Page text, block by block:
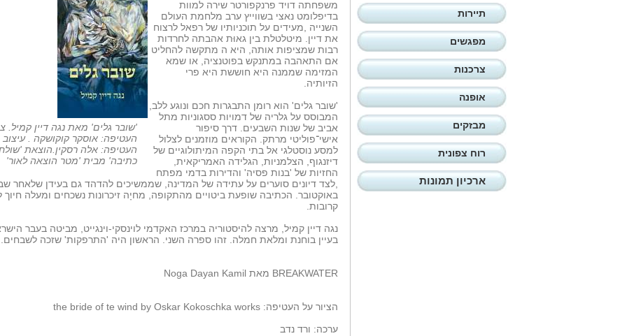
'שובר גלים' מאת נגה דיין קמיל.
העטיפה: אוסקר קוקושקה . עיצוב
העטיפה: אלה רסקין.הוצאת
כתיבה' מבית 'מטר הוצאה לאור'
משפחתה דויד פרנקפורטר שירה למוות
בדיפלומט נאצי בשווייץ ערב מלחמת העולם
השנייה ,מעידים על תוכניותיו של רפאל לרצוח
את דיין. מיטלטלת בין גאוּת אהבתה לחרדות
רבות שמציפות אותה, היא ה מתקשה להחליט
אם התאהבה במתנקש בפוטנציה, או שמא
המזימה שממנה היא חוששת היא פרי
הזיותיה.
'שובר גלים' הוא רומן התבגרות חכם ונוגע ללב,
המבוסס על גלריה של דמויות ססגוניות מתל
אביב של שנות השבעים. דרך סיפור
אישי־פוליטי מרתק. הקוראים מוזמנים לצלול
למסע נוסטלגי אל בתי הקפה המיתולוגיים של
דיזנגוף, הצלמניות, הגלידה האמריקאית,
החזיות של 'בנות פסיה' והדירות בדמי מפתח
,לצד דיונים סוערים על עתידה של המדינה, שממשיכים להדהד גם בעידן שלאחר
באוקטובר. הכתיבה שופעת ביטויים מהתקופה, מחיָה זיכרונות נשכחים ומעלה חיוך
קרובות.
נגה דיין קמיל, מרצה להיסטוריה במרכז האקדמי לוינסקי-וינגייט, מביטה בעבר
בעיין בוחנת ומלאת חמלה. זהו ספרה השני. הראשון היה 'התרפקות' שזכה לשבחים.
BREAKWATER מאת Noga Dayan Kamil
הציור על העטיפה: the bride of te wind by Oskar Kokoschka works
ערכה: ורד נדב
תיירות
מפגשים
צרכנות
אופנה
מבזקים
רוח צפונית
ארכיון תמונות